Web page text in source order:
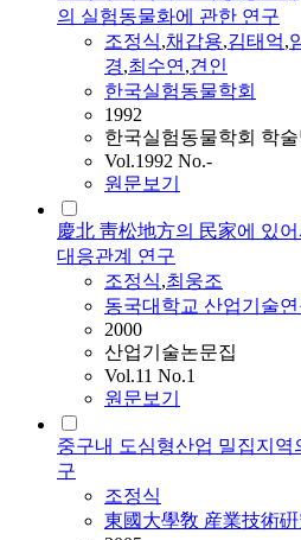
의 실험동물화에 관한 연구
조정식,채갑용,김태억,
경,최수연,견인
한국실험동물학회
1992
한국실험동물학회 학
Vol.1992 No.-
원문보기
慶北 靑松地方의 民家에 있
대응관계 연구
조정식,최웅조
동국대학교 산업기술연
2000
산업기술논문집
Vol.11 No.1
원문보기
중구내 도심형산업 밀집지
구
조정식
東國大學敎 産業技術